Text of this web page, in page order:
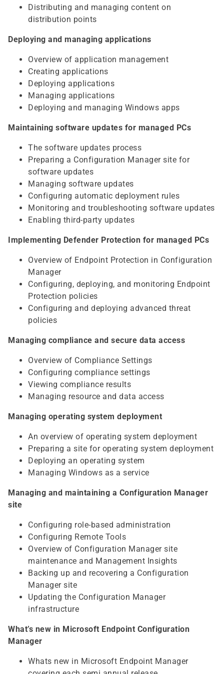
Distributing and managing content on
distribution points
Deploying and managing applications
Overview of application management
Creating applications
Deploying applications
Managing applications
Deploying and managing Windows apps
Maintaining software updates for managed PCs
The software updates process
Preparing a Configuration Manager site for
software updates
Managing software updates
Configuring automatic deployment rules
Monitoring and troubleshooting software updates
Enabling third-party updates
Implementing Defender Protection for managed PCs
Overview of Endpoint Protection in Configuration
Manager
Configuring, deploying, and monitoring Endpoint
Protection policies
Configuring and deploying advanced threat
policies
Managing compliance and secure data access
Overview of Compliance Settings
Configuring compliance settings
Viewing compliance results
Managing resource and data access
Managing operating system deployment
An overview of operating system deployment
Preparing a site for operating system deployment
Deploying an operating system
Managing Windows as a service
Managing and maintaining a Configuration Manager
site
Configuring role-based administration
Configuring Remote Tools
Overview of Configuration Manager site
maintenance and Management Insights
Backing up and recovering a Configuration
Manager site
Updating the Configuration Manager
infrastructure
What’s new in Microsoft Endpoint Configuration
Manager
Whats new in Microsoft Endpoint Manager